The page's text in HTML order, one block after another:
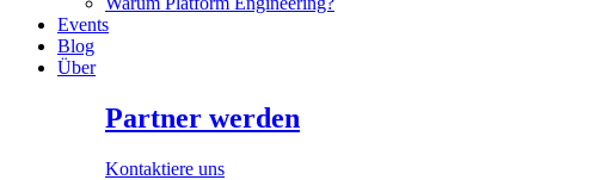
Events
Blog
Über
Partner werden
Kontaktiere uns